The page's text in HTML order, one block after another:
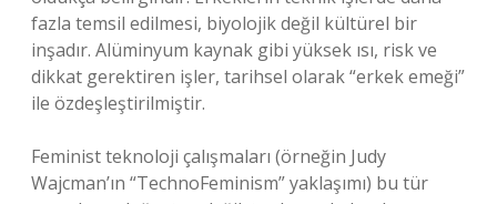
fazla temsil edilmesi, biyolojik değil kültürel bir
inşadır. Alüminyum kaynak gibi yüksek ısı, risk ve
dikkat gerektiren işler, tarihsel olarak “erkek emeği”
ile özdeşleştirilmiştir.
Feminist teknoloji çalışmaları (örneğin Judy
Wajcman’ın “TechnoFeminism” yaklaşımı) bu tür